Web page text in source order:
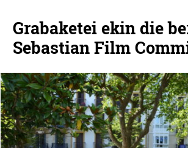
Grabaketei ekin die
Sebastian Film